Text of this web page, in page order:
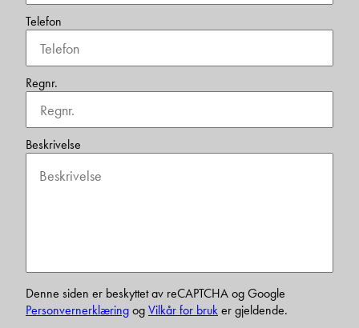
Telefon
Regnr.
Beskrivelse
Denne siden er beskyttet av reCAPTCHA og Google
PersonvernerklæringogVilkår for bruker gjeldende.